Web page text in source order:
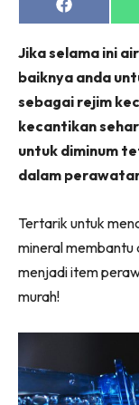
Share
on
Jika selama ini
baiknya anda
sebagai rejim
kecantikan
untuk diminum
dalam
Tertarik untuk
mineral
menjadi item
murah!